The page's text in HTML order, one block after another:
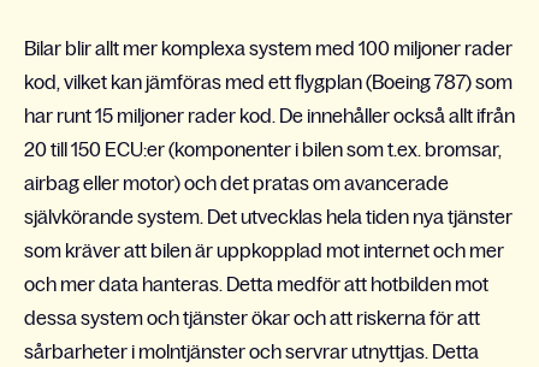
Bilar blir allt mer komplexa system med 100 miljoner rader
kod, vilket kan jämföras med ett flygplan (Boeing 787) som
har runt 15 miljoner rader kod. De innehåller också allt ifrån
20 till 150 ECU:er (komponenter i bilen som t.ex. bromsar,
airbag eller motor) och det pratas om avancerade
självkörande system. Det utvecklas hela tiden nya tjänster
som kräver att bilen är uppkopplad mot internet och mer
och mer data hanteras. Detta medför att hotbilden mot
dessa system och tjänster ökar och att riskerna för att
sårbarheter i molntjänster och servrar utnyttjas. Detta